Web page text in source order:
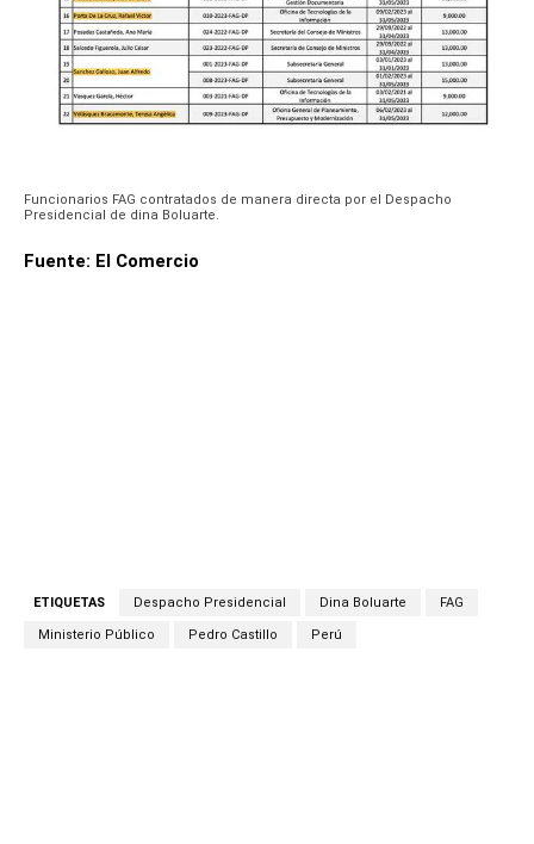
Funcionarios FAG contratados de manera directa por el Despacho
Presidencial de dina Boluarte.
Fuente: El Comercio
ETIQUETAS Despacho Presidencial Dina Boluarte FAG
Ministerio Público Pedro Castillo Perú